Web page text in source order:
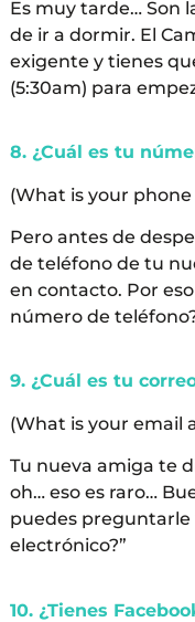
Es muy tarde… Son
de ir a dormir. El
exigente y tienes
(5:30am) para
8. ¿Cuál es tu
(What is your
Pero antes de
de teléfono de tu
en contacto. Por
número de
9. ¿Cuál es tu
(What is your email
Tu nueva amiga te
oh… eso es raro…
puedes preguntarle
electrónico?”
10. ¿Tienes